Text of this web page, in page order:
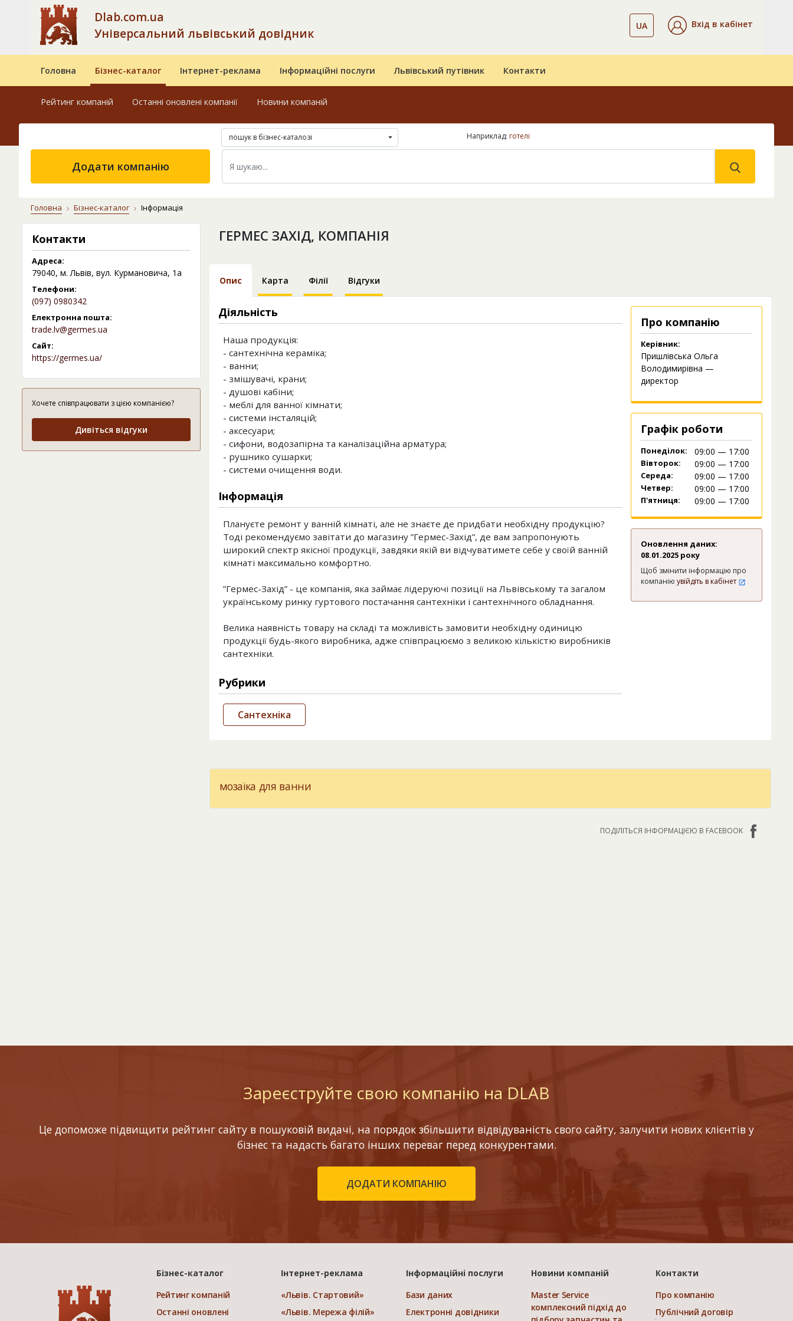
Dlab.com.ua
Універсальний львівський довідник
UA Вхід в кабінет
Головна Бізнес-каталог Інтернет-реклама Інформаційні послуги Львівський путівник Контакти
Рейтинг компаній Останні оновлені компанії Новини компаній
пошук в бізнес-каталозі Наприклад: готелі
Додати компанію
Головна Бізнес-каталог Інформація
Контакти
Адреса:
79040, м. Львів, вул. Курмановича, 1а
Телефони:
(097) 0980342
Електронна пошта:
trade.lv@germes.ua
Сайт:
https://germes.ua/
Хочете співпрацювати з цією компанією?
Дивіться відгуки
ГЕРМЕС ЗАХІД, КОМПАНІЯ
Опис Карта Філії Відгуки
Діяльність
Наша продукція:
- сантехнічна кераміка;
- ванни;
- змішувачі, крани;
- душові кабіни;
- меблі для ванної кімнати;
- системи інсталяцій;
- аксесуари;
- сифони, водозапірна та каналізаційна арматура;
- рушнико сушарки;
- системи очищення води.
Інформація
Плануєте ремонт у ванній кімнаті, але не знаєте де придбати необхідну продукцію?
Тоді рекомендуємо завітати до магазину ”Гермес-Захід”, де вам запропонують
широкий спектр якісної продукції, завдяки якій ви відчуватимете себе у своїй ванній
кімнаті максимально комфортно.
”Гермес-Захід” - це компанія, яка займає лідеруючі позиції на Львівському та загалом
українському ринку гуртового постачання сантехніки і сантехнічного обладнання.
Велика наявність товару на складі та можливість замовити необхідну одиницю
продукції будь-якого виробника, адже співпрацюємо з великою кількістю виробників
сантехніки.
Рубрики
Сантехніка
Про компанію
Керівник:
Пришлівська Ольга
Володимирівна —
директор
Графік роботи
Понеділок: 09:00 — 17:00
Вівторок: 09:00 — 17:00
Середа: 09:00 — 17:00
Четвер: 09:00 — 17:00
П'ятниця: 09:00 — 17:00
Оновлення даних:
08.01.2025 року
Щоб змінити інформацію про
компанію увійдіть в кабінет
мозаїка для ванни
ПОДІЛІТЬСЯ ІНФОРМАЦІЄЮ В FACEBOOK
Зареєструйте свою компанію на DLAB
Це допоможе підвищити рейтинг сайту в пошуковій видачі, на порядок збільшити відвідуваність свого сайту, залучити нових клієнтів у
бізнес та надасть багато інших переваг перед конкурентами.
ДОДАТИ КОМПАНІЮ
Бізнес-каталог
Рейтинг компаній
Останні оновлені
Інтернет-реклама
«Львів. Стартовий»
«Львів. Мережа філій»
Інформаційні послуги
Бази даних
Електронні довідники
Новини компаній
Master Service
комплексний підхід до
Контакти
Про компанію
Публічний договір